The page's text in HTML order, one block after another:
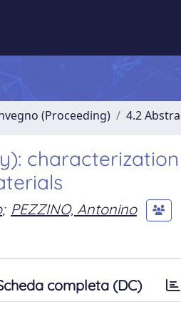
(Proceeding) 4.2
; PEZZINO, Antonino
completa (DC)